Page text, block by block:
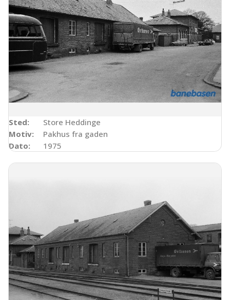
Sted:
Store Heddinge
Motiv:
Pakhus fra gaden
Dato:
1975